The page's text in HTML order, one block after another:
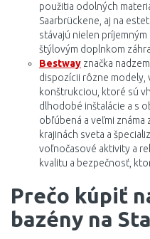
použitia odolných
Saarbrückene, aj na
stávajú nielen
štýlovým doplnkom
Bestway značka
dispozícii rôzne modely,
konštrukciou, ktoré sú
dlhodobé inštalácie a s
obľúbená a veľmi známa
krajinách sveta a
voľnočasové aktivity a
kvalitu a bezpečnosť,
Prečo kúpiť
bazény na